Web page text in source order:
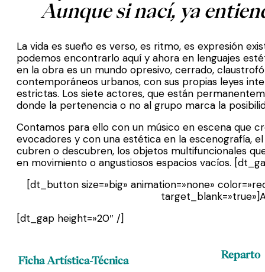
Aunque si nací, ya
La vida es sueño es verso, es ritmo, es expresión
podemos encontrarlo aquí y ahora en lenguajes
en la obra es un mundo opresivo, cerrado,
contemporáneos urbanos, con sus propias leyes
estrictas. Los siete actores, que están
donde la pertenencia o no al grupo marca la
Contamos para ello con un músico en escena que
evocadores y con una estética en la escenografía,
cubren o descubren, los objetos multifuncionales
en movimiento o angustiosos espacios vacíos.
[dt_button size=»big» animation=»none»
[dt_gap height=»20″ /]
Ficha Artística-Técnica
Reparto